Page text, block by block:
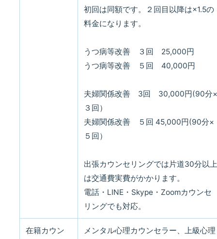
初回は同額です。２回目以降は×1.5の
料金になります。
うつ病等改善 ３回 25,000円
うつ病等改善 ５回 40,000円
夫婦関係改善 3回 30,000円(90分×
３回）
夫婦関係改善 ５回 45,000円(90分×
５回）
出張カウンセリングでは片道30分以上
は交通費実費がかかります。
電話・LINE・Skype・Zoomカウンセ
リングでも対応。
在籍カウン
メンタル心理カウンセラー、上級心理